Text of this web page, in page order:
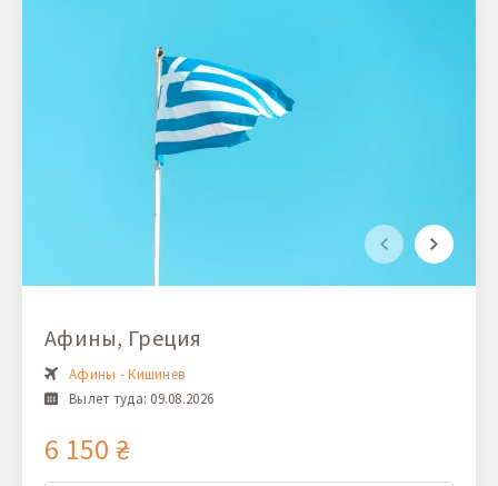
Афины, Греция
Афины - Кишинев
Вылет туда: 09.08.2026
6 150 ₴